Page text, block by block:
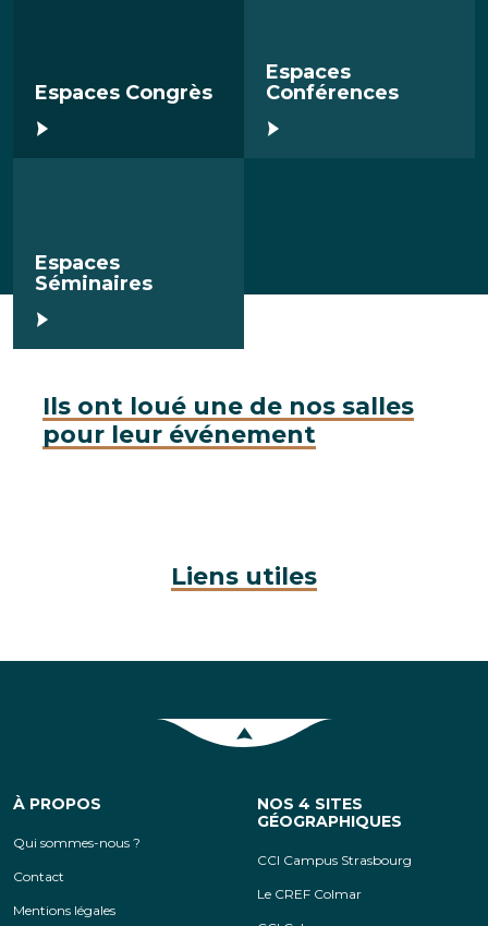
Espaces Congrès
En savoir plus
Espaces
Conférences
En savoir plus
Espaces
Séminaires
En savoir plus
Ils ont loué une de nos salles
pour leur événement
Liens utiles
Retour en haut de la page
À PROPOS
Qui sommes-nous ?
Contact
Mentions légales
NOS 4 SITES
GÉOGRAPHIQUES
CCI Campus Strasbourg
Le CREF Colmar